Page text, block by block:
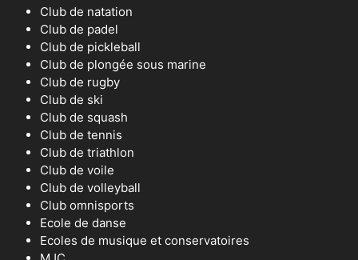
Club de natation
Club de padel
Club de pickleball
Club de plongée sous marine
Club de rugby
Club de ski
Club de squash
Club de tennis
Club de triathlon
Club de voile
Club de volleyball
Club omnisports
Ecole de danse
Ecoles de musique et conservatoires